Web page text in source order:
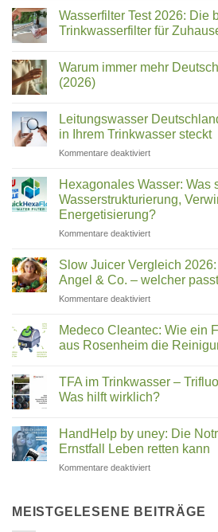
10
NAIS,
BLUE
Welcher
Gerät?
Wasserfilter Test 2026: Die
Trinkwasserfilter für
zu
Wasserfilter
Test
besten
Trinkwasserfilter
für
Zuhause
Warum immer mehr
(2026)
zu
Warum
immer
mehr
Wasser
filtern
(2026)
Leitungswasser
in Ihrem Trinkwasser steckt
Kommentare deaktiviertfür
Deutschland
Was
wirklich
in
Trinkwasser
steckt
Hexagonales Wasser: Was
Wasserstrukturierung,
Energetisierung?
Kommentare deaktiviertfür
Wasser:
Was
steckt
hinter
Verwirblern
und
Slow Juicer Vergleich
Angel & Co. – welcher
Kommentare deaktiviertfür
Juicer
Vergleich
2026:
Kuvings,
Angel
–
welcher
Medeco Cleantec: Wie ein
aus Rosenheim die
Medeco
Cleantec:
Familienunternehmen
aus
Rosenheim
die
TFA im Trinkwasser –
Was hilft wirklich?
zu
TFA
im
Trinkwasser
Was
hilft
HandHelp by uney: Die
Ernstfall Leben retten kann
Kommentare deaktiviertfür
uney:
MEISTGELESENE BEITRÄGE